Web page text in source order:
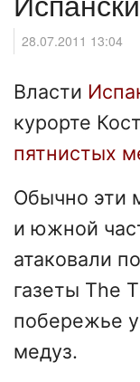
28.07.2011 13:04
Власти
курорте
пятнистых
Обычно эти
и южной
атаковали
газеты The
побережье
медуз.